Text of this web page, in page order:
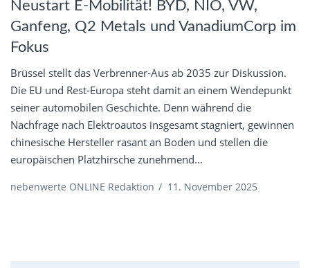
Neustart E-Mobilität! BYD, NIO, VW,
Ganfeng, Q2 Metals und VanadiumCorp im
Fokus
Brüssel stellt das Verbrenner-Aus ab 2035 zur Diskussion.
Die EU und Rest-Europa steht damit an einem Wendepunkt
seiner automobilen Geschichte. Denn während die
Nachfrage nach Elektroautos insgesamt stagniert, gewinnen
chinesische Hersteller rasant an Boden und stellen die
europäischen Platzhirsche zunehmend...
nebenwerte ONLINE Redaktion / 11. November 2025